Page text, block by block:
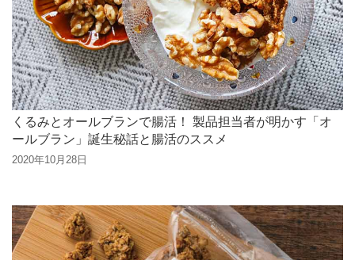
くるみとオールブランで腸活！ 製品担当者が明かす「オ
ールブラン」誕生秘話と腸活のススメ
2020年10月28日